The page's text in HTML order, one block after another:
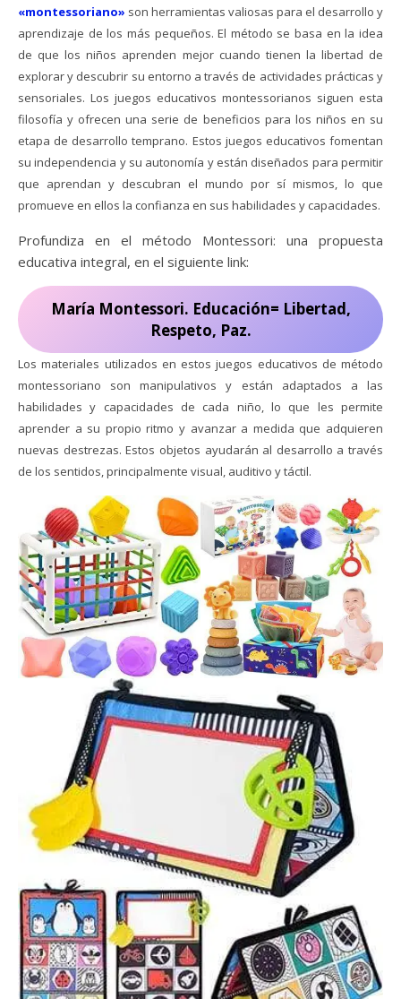
«montessoriano» son herramientas valiosas para el desarrollo y
aprendizaje de los más pequeños. El método se basa en la idea
de que los niños aprenden mejor cuando tienen la libertad de
explorar y descubrir su entorno a través de actividades prácticas y
sensoriales. Los juegos educativos montessorianos siguen esta
filosofía y ofrecen una serie de beneficios para los niños en su
etapa de desarrollo temprano. Estos juegos educativos fomentan
su independencia y su autonomía y están diseñados para permitir
que aprendan y descubran el mundo por sí mismos, lo que
promueve en ellos la confianza en sus habilidades y capacidades.
Profundiza en el método Montessori: una propuesta
educativa integral, en el siguiente link:
María Montessori. Educación= Libertad,
Respeto, Paz.
Los materiales utilizados en estos juegos educativos de método
montessoriano son manipulativos y están adaptados a las
habilidades y capacidades de cada niño, lo que les permite
aprender a su propio ritmo y avanzar a medida que adquieren
nuevas destrezas. Estos objetos ayudarán al desarrollo a través
de los sentidos, principalmente visual, auditivo y táctil.